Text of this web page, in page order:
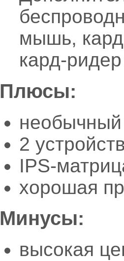
мышь,
кард-
Плюсы:
2
IPS-
хорошая
Минусы:
высокая